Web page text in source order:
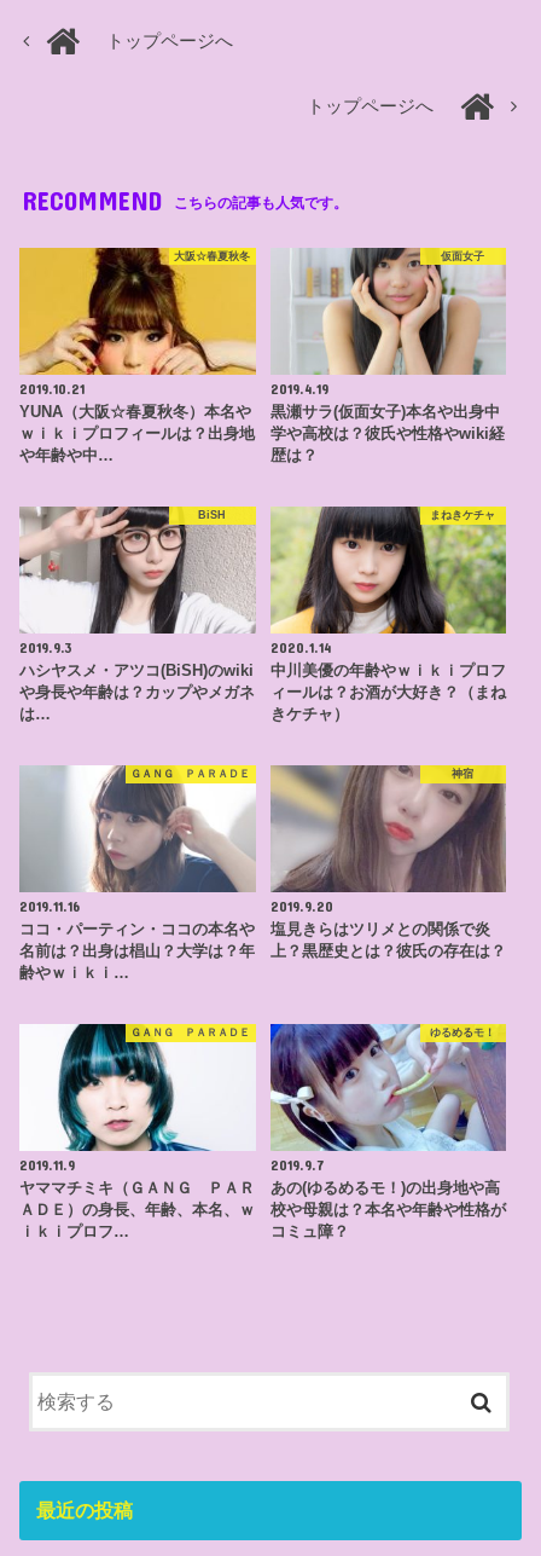
トップページへ
トップページへ
RECOMMEND こちらの記事も人気です。
大阪☆春夏秋冬
2019.10.21
YUNA（大阪☆春夏秋冬）本名や
ｗｉｋｉプロフィールは？出身地
や年齢や中…
仮面女子
2019.4.19
黒瀬サラ(仮面女子)本名や出身中
学や高校は？彼氏や性格やwiki経
歴は？
BiSH
2019.9.3
ハシヤスメ・アツコ(BiSH)のwiki
や身長や年齢は？カップやメガネ
は…
まねきケチャ
2020.1.14
中川美優の年齢やｗｉｋｉプロフ
ィールは？お酒が大好き？（まね
きケチャ）
ＧＡＮＧ ＰＡＲＡＤＥ
2019.11.16
ココ・パーティン・ココの本名や
名前は？出身は椙山？大学は？年
齢やｗｉｋｉ…
神宿
2019.9.20
塩見きらはツリメとの関係で炎
上？黒歴史とは？彼氏の存在は？
ＧＡＮＧ ＰＡＲＡＤＥ
2019.11.9
ヤママチミキ（ＧＡＮＧ ＰＡＲ
ＡＤＥ）の身長、年齢、本名、ｗ
ｉｋｉプロフ…
ゆるめるモ！
2019.9.7
あの(ゆるめるモ！)の出身地や高
校や母親は？本名や年齢や性格が
コミュ障？
最近の投稿